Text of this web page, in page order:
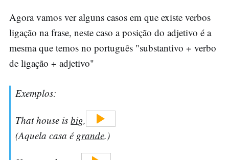
Agora vamos ver alguns casos em que existe verbos
ligação na frase, neste caso a posição do adjetivo é a
mesma que temos no português "substantivo + verbo
de ligação + adjetivo"
Exemplos:
That house isbig.
(Aquela casa é grande.)